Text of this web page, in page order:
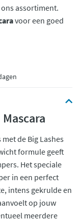
assortiment.
voor een goed
de Big Lashes
formule geeft
Het speciale
in een perfect
intens gekrulde en
op jouw
meerdere